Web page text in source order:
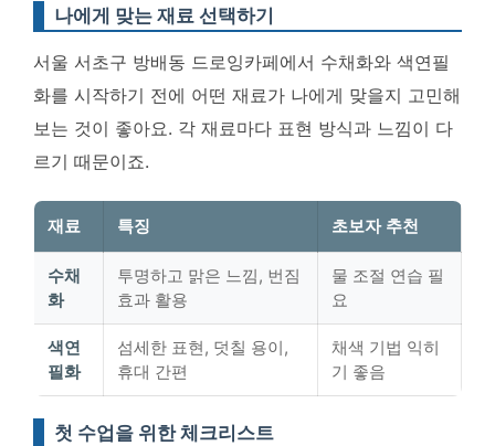
나에게 맞는 재료 선택하기
서울 서초구 방배동 드로잉카페에서 수채화와 색연필
화를 시작하기 전에 어떤 재료가 나에게 맞을지 고민해
보는 것이 좋아요. 각 재료마다 표현 방식과 느낌이 다
르기 때문이죠.
재료 특징 초보자 추천
수채
화
투명하고 맑은 느낌, 번짐
효과 활용
물 조절 연습 필
요
색연
필화
섬세한 표현, 덧칠 용이,
휴대 간편
채색 기법 익히
기 좋음
첫 수업을 위한 체크리스트